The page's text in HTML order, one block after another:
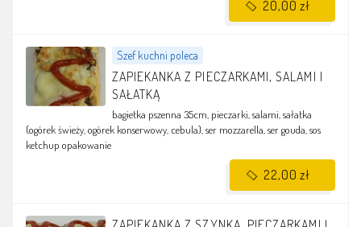
Szef kuchni poleca
ZAPIEKANKA Z PIECZARKAMI, SALAMI I
SAŁATKĄ
bagietka pszenna 35cm, pieczarki, salami, sałatka
(ogórek świeży, ogórek konserwowy, cebula), ser mozzarella, ser gouda, sos
ketchup opakowanie